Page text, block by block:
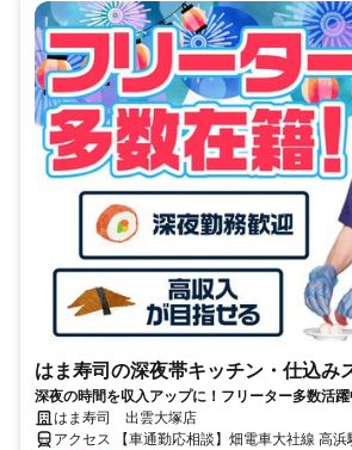
はま寿司の深夜帯キッチン・仕込み
深夜の時間を収入アップに！フリーター多数活
境です！
はま寿司 出雲大塚店
アクセス 【車通勤応相談】畑電車大社線 高浜